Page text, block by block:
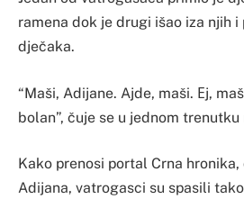
ramena dok je drugi išao iza njih
dječaka.
“Maši, Adijane. Ajde, maši. Еj,
bolan”, čuje se u jednom trenutku
Kako prenosi portal Crna
Adijana, vatrogasci su spasili